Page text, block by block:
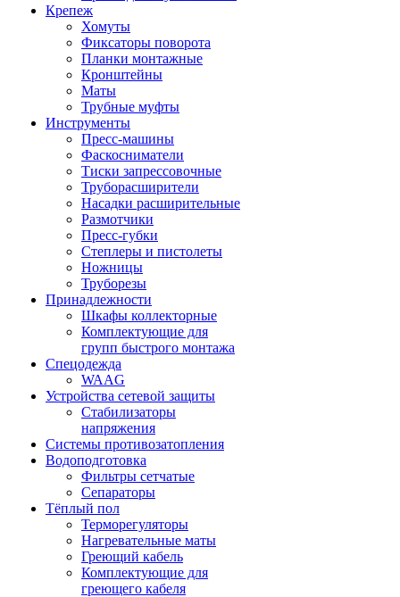
Крепеж
Хомуты
Фиксаторы поворота
Планки монтажные
Кронштейны
Маты
Трубные муфты
Инструменты
Пресс-машины
Фаскосниматели
Тиски запрессовочные
Труборасширители
Насадки расширительные
Размотчики
Пресс-губки
Степлеры и пистолеты
Ножницы
Труборезы
Принадлежности
Шкафы коллекторные
Комплектующие для
групп быстрого монтажа
Спецодежда
WAAG
Устройства сетевой защиты
Стабилизаторы
напряжения
Системы противозатопления
Водоподготовка
Фильтры сетчатые
Сепараторы
Тёплый пол
Терморегуляторы
Нагревательные маты
Греющий кабель
Комплектующие для
греющего кабеля